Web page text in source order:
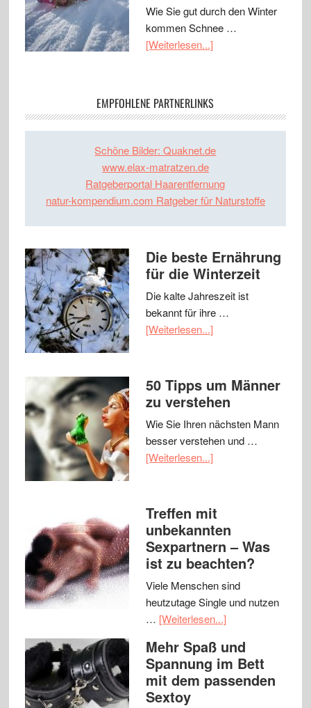
Wie Sie gut durch den Winter
kommen Schnee …
[Weiterlesen...]
EMPFOHLENE PARTNERLINKS
Schöne Bilder: Quaknet.de
www.elax-matratzen.de
Ratgeberportal Haarentfernung
natur-kompendium.com Ratgeber für Naturstoffe
Die beste Ernährung
für die Winterzeit
Die kalte Jahreszeit ist
bekannt für ihre …
[Weiterlesen...]
50 Tipps um Männer
zu verstehen
Wie Sie Ihren nächsten Mann
besser verstehen und …
[Weiterlesen...]
Treffen mit
unbekannten
Sexpartnern – Was
ist zu beachten?
Viele Menschen sind
heutzutage Single und nutzen
… [Weiterlesen...]
Mehr Spaß und
Spannung im Bett
mit dem passenden
Sextoy